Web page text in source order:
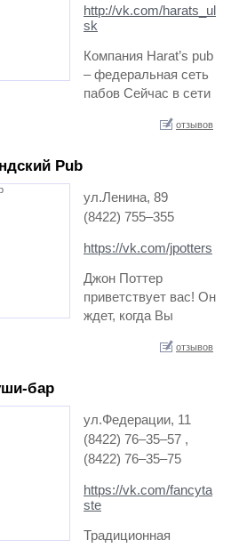
http://vk.com/harats_ul
sk
Компания Harat’s pub
– федеральная сеть
пабов Сейчас в сети
работает и еще 10 в
собственные
(корпоративные,
остальные
Владелец торговой
марки Harat…
отзывов
Pub
ул.Ленина, 89
(8422) 755‒355
https://vk.com/jpotters
Джон Поттер
приветствует вас! Он
ждет, когда Вы
самом центре города
Ульяновска Вас ждет
уютная атмосфера,
длинная барная
стойка за которой
каждо…
отзывов
бар
ул.Федерации, 11
(8422) 76‒35‒57 ,
(8422) 76‒35‒75
https://vk.com/fancyta
ste
Традиционная